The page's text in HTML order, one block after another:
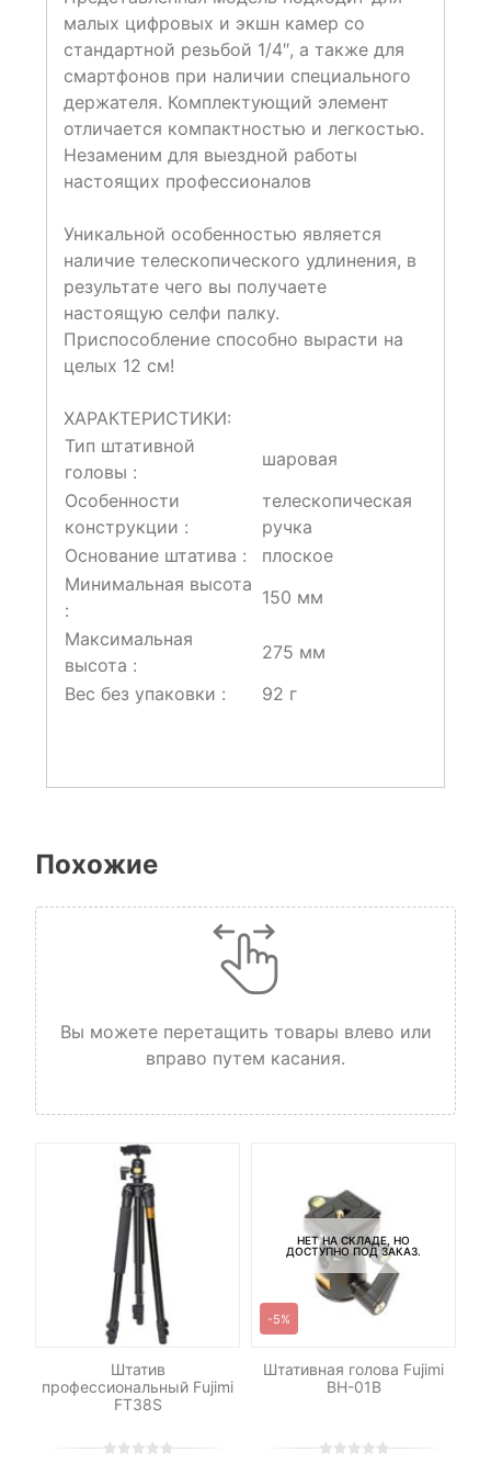
малых цифровых и экшн камер со
стандартной резьбой 1/4″, а также для
смартфонов при наличии специального
держателя. Комплектующий элемент
отличается компактностью и легкостью.
Незаменим для выездной работы
настоящих профессионалов
Уникальной особенностью является
наличие телескопического удлинения, в
результате чего вы получаете
настоящую селфи палку.
Приспособление способно вырасти на
целых 12 см!
ХАРАКТЕРИСТИКИ:
Тип штативной
головы :
шаровая
Особенности
конструкции :
телескопическая
ручка
Основание штатива :
плоское
Минимальная высота
:
150 мм
Максимальная
высота :
275 мм
Вес без упаковки :
92 г
Похожие
Вы можете перетащить товары влево или
вправо путем касания.
Штатив
профессиональный Fujimi
FT38S
НЕТ НА СКЛАДЕ, НО
ДОСТУПНО ПОД ЗАКАЗ.
-5%
Штативная голова Fujimi
BH-01B